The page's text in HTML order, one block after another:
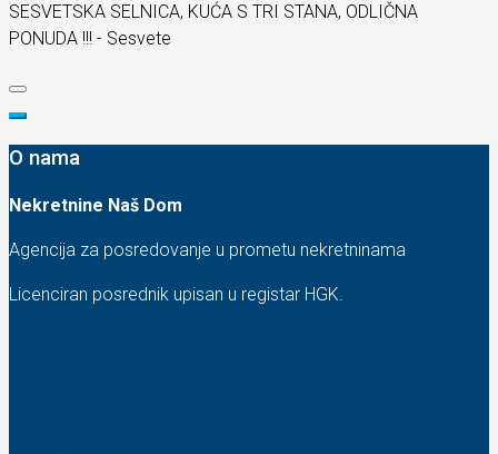
SESVETSKA SELNICA, KUĆA S TRI STANA, ODLIČNA
PONUDA !!! - Sesvete
O nama
Nekretnine Naš Dom
Agencija za posredovanje u prometu nekretninama
Licenciran posrednik upisan u registar HGK.